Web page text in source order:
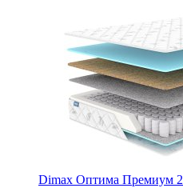
Dimax Оптима Премиум 2